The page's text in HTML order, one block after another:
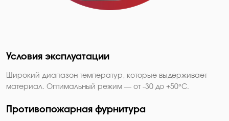
Условия эксплуатации
Широкий диапазон температур, которые выдерживает
материал. Оптимальный режим — от -30 до +50°С.
Противопожарная фурнитура